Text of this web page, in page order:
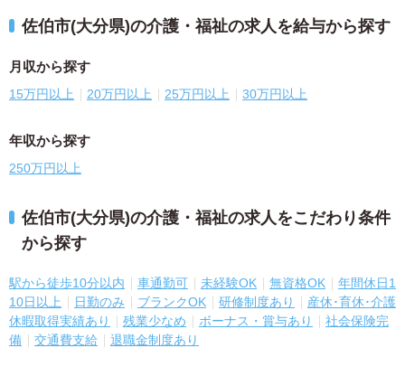
佐伯市(大分県)の介護・福祉の求人を給与から探す
月収から探す
15万円以上 20万円以上 25万円以上 30万円以上
年収から探す
250万円以上
佐伯市(大分県)の介護・福祉の求人をこだわり条件
から探す
駅から徒歩10分以内 車通勤可 未経験OK 無資格OK
年間休日1
10日以上
日勤のみ ブランクOK 研修制度あり
産休･育休･介護
休暇取得実績あり
残業少なめ ボーナス・賞与あり
社会保険完
備
交通費支給 退職金制度あり